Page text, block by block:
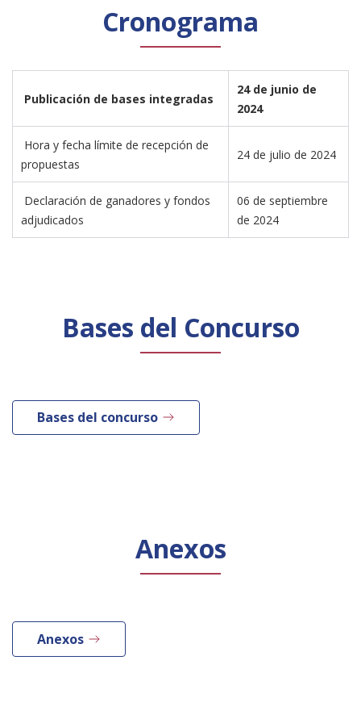
Cronograma
Publicación de bases integradas
24 de junio de
2024
propuestas
24 de julio de 2024
adjudicados
06 de septiembre
de 2024
Bases del Concurso
Bases del concurso
Anexos
Anexos